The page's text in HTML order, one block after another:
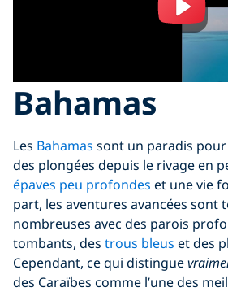
Bahamas
Les Bahamas sont un paradis
des plongées depuis le rivage en
épaves peu profondes et une vie
part, les aventures avancées sont
nombreuses avec des parois
tombants, des trous bleus et des
Cependant, ce qui distingue
des Caraïbes comme l’une des